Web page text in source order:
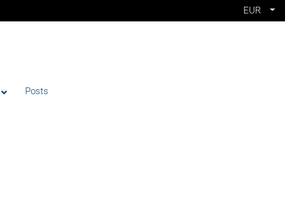
EUR
Posts